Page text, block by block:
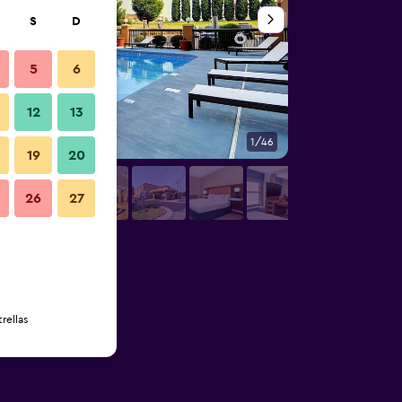
1/46
S D
5 6
12 13
19 20
26 27